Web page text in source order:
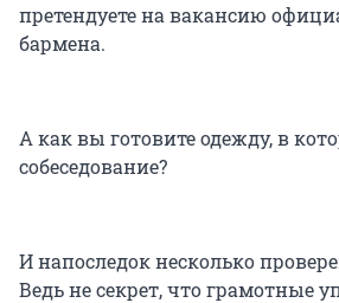
претендуете на вакансию
бармена.
А как вы готовите одежду, в
собеседование?
И напоследок несколько
Ведь не секрет, что грамотные